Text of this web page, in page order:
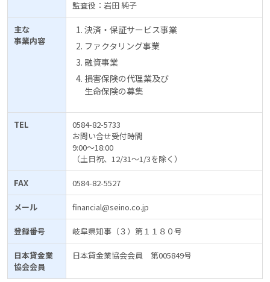
監査役：岩田 純子
主な
事業内容
決済・保証サービス事業
ファクタリング事業
融資事業
損害保険の代理業及び
生命保険の募集
TEL
0584-82-5733
お問い合せ受付時間
9:00～18:00
（土日祝、12/31～1/3を除く）
FAX 0584-82-5527
メール financial@seino.co.jp
登録番号 岐阜県知事（３）第１１８０号
日本貸金業
協会会員
日本貸金業協会会員 第005849号